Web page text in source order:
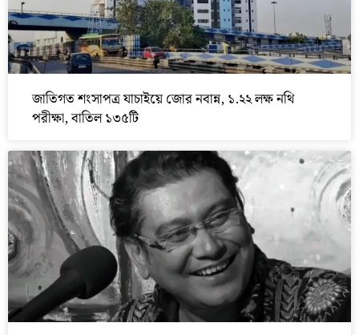
জাতিগত শংসাপত্র যাচাইয়ে জোর নবান্ন, ১.২২ লক্ষ নথি
পরীক্ষা, বাতিল ১৩৫টি